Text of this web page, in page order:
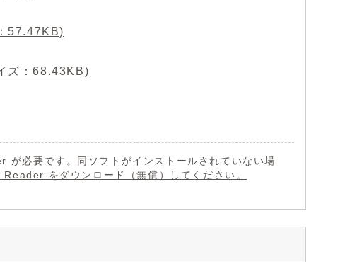
57.47KB)
ズ：68.43KB)
必要です。同ソフトがインストールされていない場
をダウンロード（無償）してください。